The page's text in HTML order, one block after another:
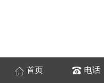
首页 电话